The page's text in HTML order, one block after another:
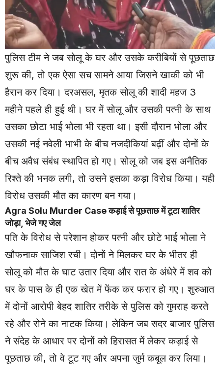
पुलिस टीम ने जब सोलू के घर और उसके करीबियों से पूछताछ
शुरू की, तो एक ऐसा सच सामने आया जिसने खाकी को भी
हैरान कर दिया। दरअसल, मृतक सोलू की शादी महज 3
महीने पहले ही हुई थी। घर में सोलू और उसकी पत्नी के साथ
उसका छोटा भाई भोला भी रहता था। इसी दौरान भोला और
उसकी नई नवेली भाभी के बीच नजदीकियां बढ़ीं और दोनों के
बीच अवैध संबंध स्थापित हो गए। सोलू को जब इस अनैतिक
रिश्ते की भनक लगी, तो उसने इसका कड़ा विरोध किया। यही
विरोध उसकी मौत का कारण बन गया।
Agra Solu Murder Case कड़ाई से पूछताछ में टूटा शातिर
जोड़ा, भेजे गए जेल
पति के विरोध से परेशान होकर पत्नी और छोटे भाई भोला ने
खौफनाक साजिश रची। दोनों ने मिलकर घर के भीतर ही
सोलू को मौत के घाट उतार दिया और रात के अंधेरे में शव को
घर के पास के ही एक खेत में फेंक कर फरार हो गए। शुरुआत
में दोनों आरोपी बेहद शातिर तरीके से पुलिस को गुमराह करते
रहे और रोने का नाटक किया। लेकिन जब सदर बाजार पुलिस
ने संदेह के आधार पर दोनों को हिरासत में लेकर कड़ाई से
पूछताछ की, तो वे टूट गए और अपना जुर्म कबूल कर लिया।